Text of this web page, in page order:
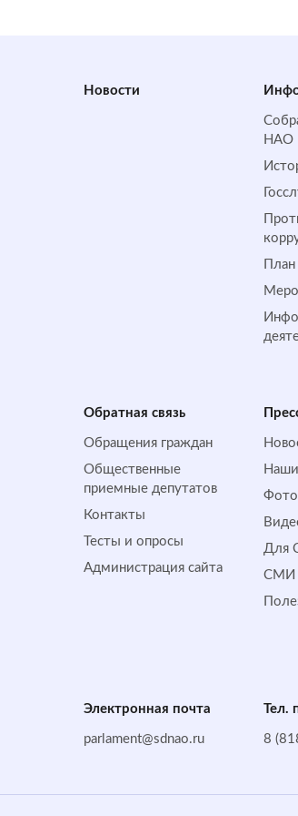
Новости
НАО
Обратная cвязь
Обращения граждан
Общественные
приемные депутатов
Контакты
Тесты и опросы
Администрация сайта
Фото
Для
СМИ
Электронная почта
parlament@sdnao.ru
Тел.
8